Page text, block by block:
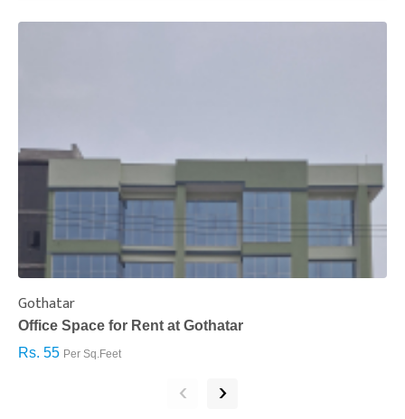
Gothatar
Office Space for Rent at Gothatar
Rs. 55 Per Sq.Feet
‹ ›